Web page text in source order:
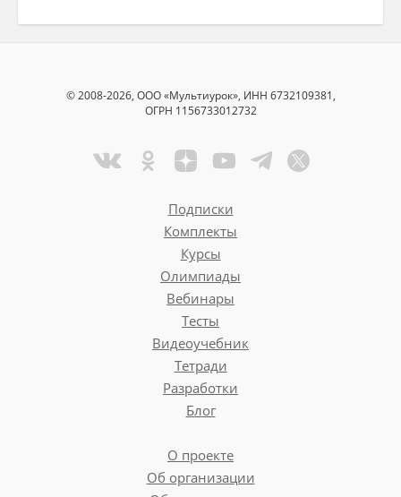
© 2008-2026, ООО «Мультиурок», ИНН 6732109381,
ОГРН 1156733012732
Подписки
Комплекты
Курсы
Олимпиады
Вебинары
Тесты
Видеоучебник
Тетради
Разработки
Блог
О проекте
Об организации